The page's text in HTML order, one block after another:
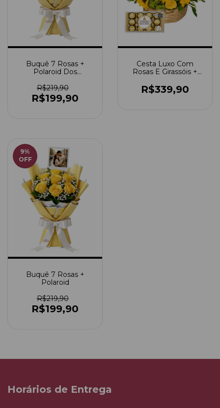
Buquê 7 Rosas +
Polaroid Dos
R$219,90
R$199,90
Cesta Luxo Com
Rosas E Girassóis +
R$339,90
9%
OFF
Buquê 7 Rosas +
Polaroid
R$219,90
R$199,90
Horários de Entrega